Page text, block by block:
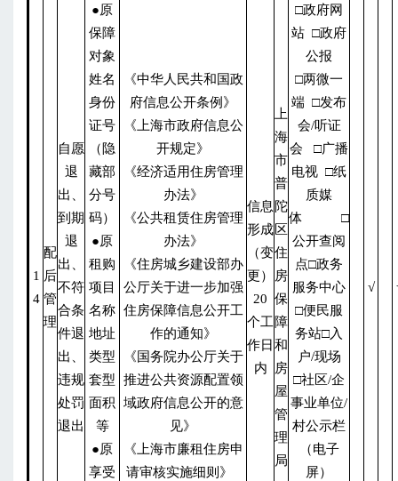
1
4
配
后
管
理
自愿
退
出、
到期
退
出、
不符
合条
件退
出、
违规
处罚
退出
●原
保障
对象
姓名
身份
证号
（隐
藏部
分号
码）
●原
租购
项目
名称
地址
类型
套型
面积
等
●原
享受
《中华人民共和国政
府信息公开条例》
《上海市政府信息公
开规定》
《经济适用住房管理
办法》
《公共租赁住房管理
办法》
《住房城乡建设部办
公厅关于进一步加强
住房保障信息公开工
作的通知》
《国务院办公厅关于
推进公共资源配置领
域政府信息公开的意
见》
《上海市廉租住房申
请审核实施细则》
信息
形成
（变
更）
20
个工
作日
内
上
海
市
普
陀
区
住
房
保
障
和
房
屋
管
理
局
□政府网
站 □政府
公报
□两微一
端 □发布
会/听证
会 □广播
电视 □纸
质媒
体 □
公开查阅
点□政务
服务中心
□便民服
务站□入
户/现场
□社区/企
事业单位/
村公示栏
（电子
屏）
√